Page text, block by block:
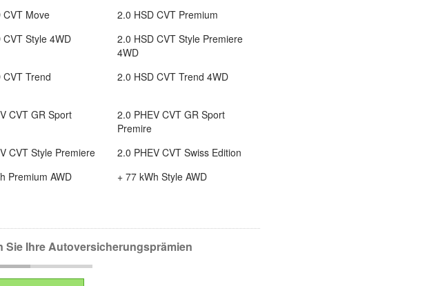
CVT Move
2.0 HSD CVT Premium
CVT Style 4WD
2.0 HSD CVT Style Premiere
4WD
CVT Trend 2.0 HSD CVT Trend 4WD
CVT GR Sport
2.0 PHEV CVT GR Sport
Premire
CVT Style Premiere
2.0 PHEV CVT Swiss Edition
Premium AWD + 77 kWh Style AWD
Sie Ihre Autoversicherungsprämien